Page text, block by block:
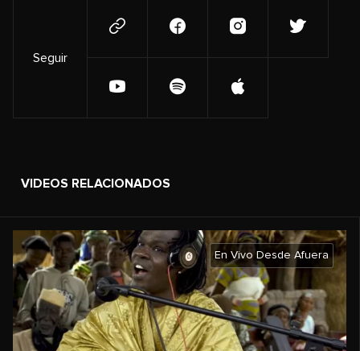
Seguir
VIDEOS RELACIONADOS
En Vivo Desde Afuera